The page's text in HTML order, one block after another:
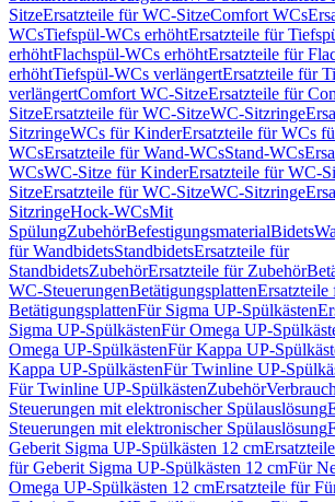
SitzeErsatzteile für WC-SitzeComfort WCs
WCsTiefspül-WCs erhöhtErsatzteile für
erhöhtFlachspül-WCs erhöhtErsatzteile für
erhöhtTiefspül-WCs verlängertErsatzteile für
verlängertComfort WC-SitzeErsatzteile für
SitzeErsatzteile für WC-SitzeWC-Sitzringe
SitzringeWCs für KinderErsatzteile für WCs
WCsErsatzteile für Wand-WCsStand-WCs
WCsWC-Sitze für KinderErsatzteile für WC-
SitzeErsatzteile für WC-SitzeWC-Sitzringe
SitzringeHock-WCsMit
SpülungZubehörBefestigungsmaterialBidets
für WandbidetsStandbidetsErsatzteile für
StandbidetsZubehörErsatzteile für Zubehör
WC-SteuerungenBetätigungsplattenErsatzteile
BetätigungsplattenFür Sigma UP-Spülkästen
Sigma UP-SpülkästenFür Omega UP-
Omega UP-SpülkästenFür Kappa UP-
Kappa UP-SpülkästenFür Twinline UP-
Für Twinline UP-SpülkästenZubehör
Steuerungen mit elektronischer Spülauslösung
Steuerungen mit elektronischer Spülauslösung
Geberit Sigma UP-Spülkästen 12 cm
für Geberit Sigma UP-Spülkästen 12 cmFür
Omega UP-Spülkästen 12 cmErsatzteile für